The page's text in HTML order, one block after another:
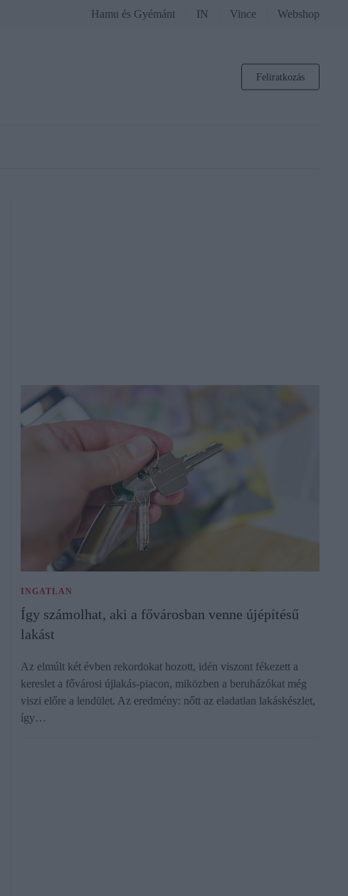
Hamu és Gyémánt IN Vince Webshop
Feliratkozás
INGATLAN
Így számolhat, aki a fővárosban venne újépítésű
lakást
Az elmúlt két évben rekordokat hozott, idén viszont fékezett a
kereslet a fővárosi újlakás-piacon, miközben a beruházókat még
viszi előre a lendület. Az eredmény: nőtt az eladatlan lakáskészlet,
így…